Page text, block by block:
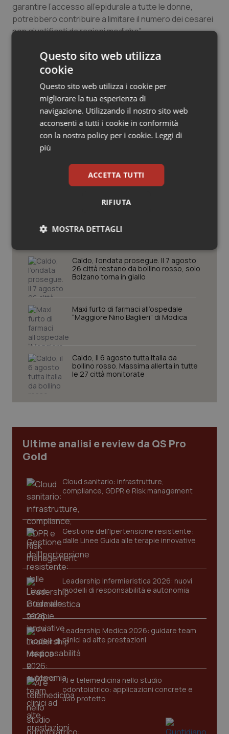
Salute orale & impianti
Tiroide
Tumore al seno
Tumore ovarico
Tumori del Polmone & Testa Collo
Tumori gastrointestinali
Ulcera & Reflusso
Vaccini
garantire l’accesso all’epidurale a tutte le donne,
potrebbero contribuire a limitare il numero dei cesarei
non giustificati da ragioni mediche”.
07 Settembre 2011
Potrebbe interessarti in
Cronache
e servizi rivolti ai cittadini
Caldo, l’ondata prosegue. Il 7 agosto
26 città restano da bollino rosso, solo
Bolzano torna in giallo
Maxi furto di farmaci all’ospedale
“Maggiore Nino Baglieri” di Modica
Caldo, il 6 agosto tutta Italia da
bollino rosso. Massima allerta in tutte
le 27 città monitorate
Ultime analisi e review da QS Pro
Gold
Cloud sanitario: infrastrutture,
compliance, GDPR e Risk management
Gestione dell'Ipertensione resistente:
dalle Linee Guida alle terapie innovative
Leadership Infermieristica 2026: nuovi
modelli di responsabilità e autonomia
Leadership Medica 2026: guidare team
clinici ad alte prestazioni
AI e telemedicina nello studio
odontoiatrico: applicazioni concrete e
uso protetto
Questo sito web utilizza
cookie
Questo sito web utilizza i cookie per
migliorare la tua esperienza di
navigazione. Utilizzando il nostro sito web
acconsenti a tutti i cookie in conformità
con la nostra policy per i cookie. Leggi di
più
ACCETTA TUTTI
RIFIUTA
MOSTRA DETTAGLI
Necessari Statistici Marketing
Necessari Statistici Marketing
I cookie necessari contribuiscono a rendere fruibile il
navigazione sulle pagine e l'accesso alle aree
protette del sito. Il sito web non è in grado di
funzionare correttamente senza questi cookie.
Nome
VISITOR_PRIVACY_METADATA
YouTube
5
CookieScriptConsent
CookieScript
www.quotidianosanita.it
tracking-sites-ironfish-
tracking-enable